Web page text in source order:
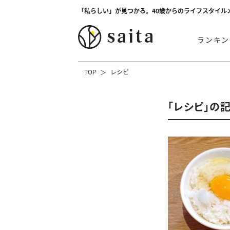
「私らしい」が見つかる。40歳からのライフスタイル
ランキ
TOP レシピ
「レシピ」の